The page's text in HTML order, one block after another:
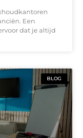
Een
dat je altijd
BLOG